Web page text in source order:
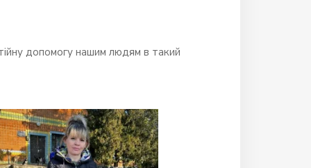
допомогу нашим людям в такий